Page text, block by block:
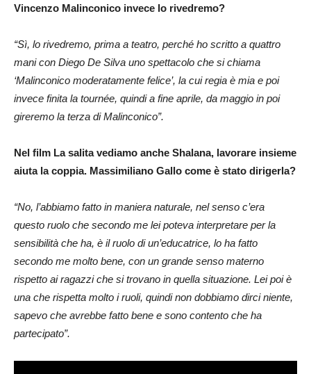
Vincenzo Malinconico invece lo rivedremo?
“Sì, lo rivedremo, prima a teatro, perché ho scritto a quattro
mani con Diego De Silva uno spettacolo che si chiama
‘Malinconico moderatamente felice’, la cui regia è mia e poi
invece finita la tournée, quindi a fine aprile, da maggio in poi
gireremo la terza di Malinconico”.
Nel film La salita vediamo anche Shalana, lavorare insieme
aiuta la coppia. Massimiliano Gallo come è stato dirigerla?
“No, l’abbiamo fatto in maniera naturale, nel senso c’era
questo ruolo che secondo me lei poteva interpretare per la
sensibilità che ha, è il ruolo di un’educatrice, lo ha fatto
secondo me molto bene, con un grande senso materno
rispetto ai ragazzi che si trovano in quella situazione. Lei poi è
una che rispetta molto i ruoli, quindi non dobbiamo dirci niente,
sapevo che avrebbe fatto bene e sono contento che ha
partecipato”.